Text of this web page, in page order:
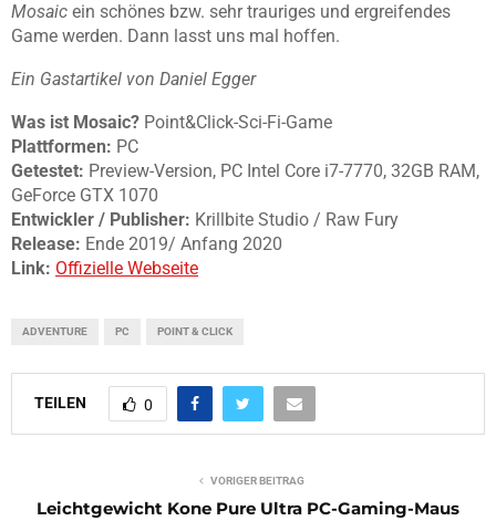
Mosaic ein schönes bzw. sehr trauriges und ergreifendes
Game werden. Dann lasst uns mal hoffen.
Ein Gastartikel von Daniel Egger
Was ist Mosaic? Point&Click-Sci-Fi-Game
Plattformen: PC
Getestet: Preview-Version, PC Intel Core i7-7770, 32GB RAM,
GeForce GTX 1070
Entwickler / Publisher: Krillbite Studio / Raw Fury
Release: Ende 2019/ Anfang 2020
Link: Offizielle Webseite
ADVENTURE PC POINT & CLICK
TEILEN 0
VORIGER BEITRAG
Leichtgewicht Kone Pure Ultra PC-Gaming-Maus